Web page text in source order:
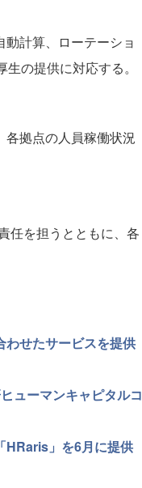
計算、ローテーショ
の提供に対応する。
拠点の人員稼働状況
任を担うとともに、各
せたサービスを提供
ューマンキャピタルコ
HRaris」を6月に提供